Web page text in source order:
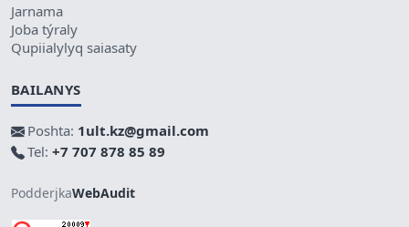
Jarnama
Joba týraly
Qupiialylyq saiasaty
BAILANYS
Poshta: 1ult.kz@gmail.com
Tel: +7 707 878 85 89
PodderjkaWebAudit